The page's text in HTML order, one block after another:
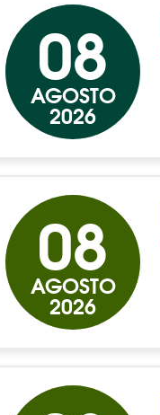
08
AGOSTO
2026
08
AGOSTO
2026